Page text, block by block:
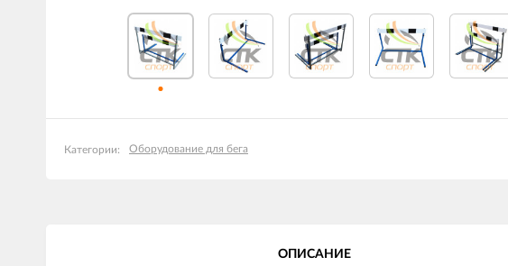
Категории: Оборудование для бега
ОПИСАНИЕ